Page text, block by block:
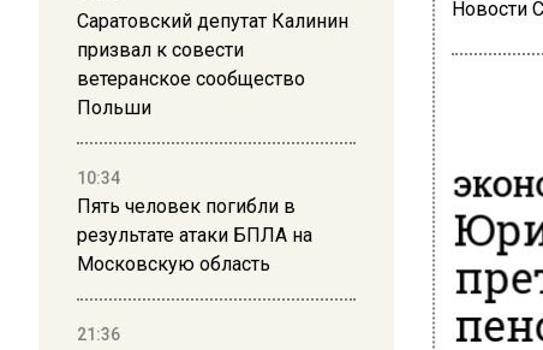
Саратовский депутат Калинин
призвал к совести
ветеранское сообщество
Польши
10:34
Пять человек погибли в
результате атаки БПЛА на
Московскую область
21:36
Новости